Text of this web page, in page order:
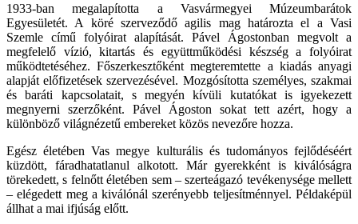
1933-ban megalapította a Vasvármegyei Múzeumbarátok
Egyesületét. A köré szerveződő agilis mag határozta el a Vasi
Szemle című folyóirat alapítását. Pável Ágostonban megvolt a
megfelelő vízió, kitartás és együttműködési készség a folyóirat
működtetéséhez. Főszerkesztőként megteremtette a kiadás anyagi
alapját előfizetések szervezésével. Mozgósította személyes, szakmai
és baráti kapcsolatait, s megyén kívüli kutatókat is igyekezett
megnyerni szerzőként. Pável Ágoston sokat tett azért, hogy a
különböző világnézetű embereket közös nevezőre hozza.
Egész életében Vas megye kulturális és tudományos fejlődéséért
küzdött, fáradhatatlanul alkotott. Már gyerekként is kiválóságra
törekedett, s felnőtt életében sem – szerteágazó tevékenysége mellett
– elégedett meg a kiválónál szerényebb teljesítménnyel. Példaképül
állhat a mai ifjúság előtt.